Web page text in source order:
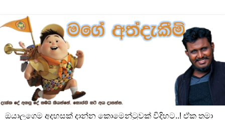
ඔයාලගෙම අදහසක් දාන්න කොමෙන්ටුවක් විදිහට..! ඒක තමා